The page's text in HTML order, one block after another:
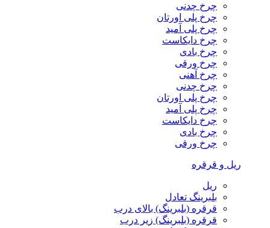
چرخ چدنی
چرخ پلی اورتان
چرخ پلی آمید
چرخ دایکاست
چرخ بادی
چرخ ورقی
چرخ آهنی
چرخ چدنی
چرخ پلی اورتان
چرخ پلی آمید
چرخ دایکاست
چرخ بادی
چرخ ورقی
ریل و قرقره
ریل
بلبرینگ تعادل
قرقره (بلبرینگ) بالای درب
قرقره (بلبرینگ) زیر درب